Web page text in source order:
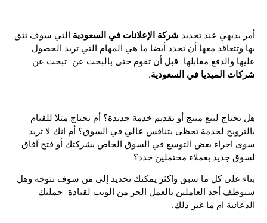
أمر بديهي عند تحديدشركة الإعلانات في السعوديةالتي سوف تثق
بها وتتعاقد معها أن تحدد أيضا ما هي المهام التي تريد الحصول
عليها والدفع مقابلها قبل أن تقوم حتى بالبحث عن تبحث عن
شركات الميديا في السعودية.
هل تحتاج لبيع منتج أو تقديم خدمة جديدة؟ أم تحتاج مثلا للقيام
بالترويج لخدمة تحظى بتنافس عالي في السوق؟ أم انك لا تريد
سوى اجراء بعض التوسع في السوق الخاص بشركتك أو فتح آفاق
لسوق جديد بعملاء محتملين جدد؟
بناء على كل ما سبق واكثر يمكنك تحديد إلى من سوف تتوجه وهل
ستوظف أحد العاملين بالعمل الحر من الويب لقيادة حملتك
الدعائية ام ما غير ذلك.